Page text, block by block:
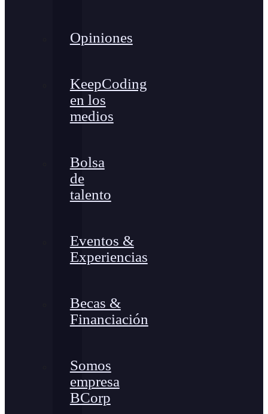
Opiniones
KeepCoding
en los
medios
Bolsa
de
talento
Eventos &
Experiencias
Becas &
Financiación
Somos
empresa
BCorp